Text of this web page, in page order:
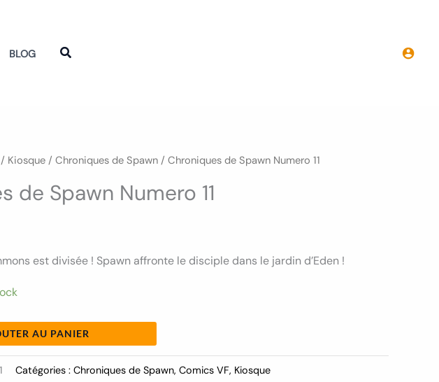
BLOG
/ Kiosque / Chroniques de Spawn / Chroniques de Spawn Numero 11
de Spawn Numero 11
est divisée ! Spawn affronte le disciple dans le jardin d’Eden !
AU PANIER
Catégories : Chroniques de Spawn, Comics VF, Kiosque